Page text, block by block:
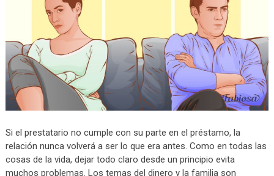
Si el prestatario no cumple con su parte en el préstamo, la
relación nunca volverá a ser lo que era antes. Como en todas las
cosas de la vida, dejar todo claro desde un principio evita
muchos problemas. Los temas del dinero y la familia son